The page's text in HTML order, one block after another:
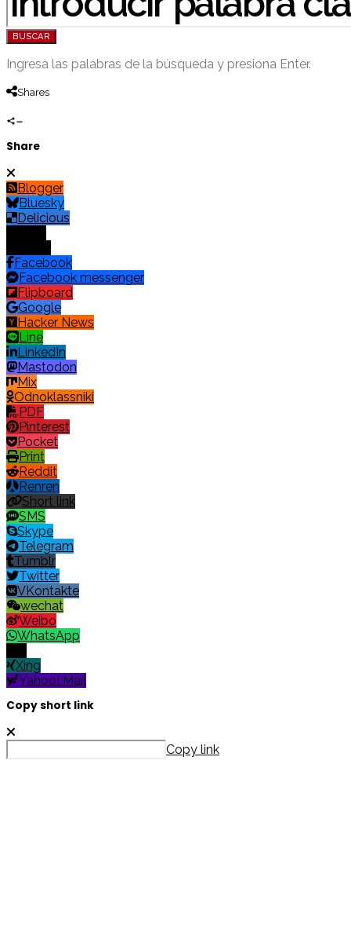
BUSCAR
Ingresa las palabras de la búsqueda y presiona Enter.
Shares
Share
Blogger
Bluesky
Delicious
Facebook
Facebook messenger
Flipboard
Google
Hacker News
Line
LinkedIn
Mastodon
Mix
Odnoklassniki
PDF
Pinterest
Pocket
Print
Reddit
Renren
Short link
SMS
Skype
Telegram
Tumblr
Twitter
VKontakte
wechat
Weibo
WhatsApp
Xing
Yahoo! Mail
Copy short link
Copy link